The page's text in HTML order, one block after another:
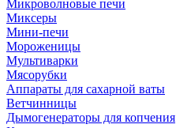
Микроволновые печи
Миксеры
Мини-печи
Мороженицы
Мультиварки
Мясорубки
Аппараты для сахарной ваты
Ветчинницы
Дымогенераторы для копчения